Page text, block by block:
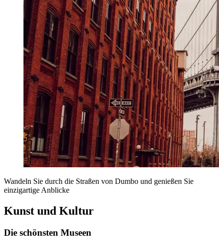
Wandeln Sie durch die Straßen von Dumbo und genießen Sie
einzigartige Anblicke
Kunst und Kultur
Die schönsten Museen